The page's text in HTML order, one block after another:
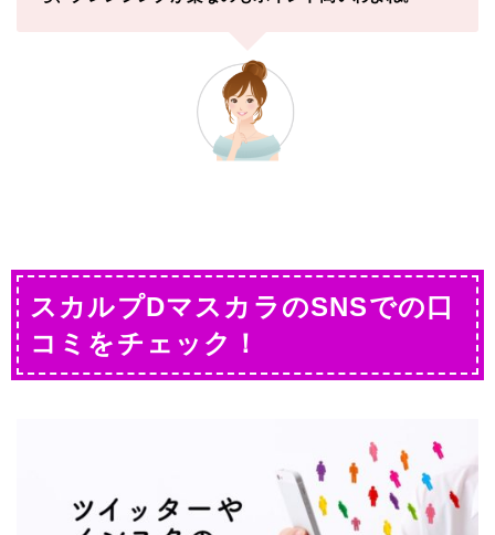
スカルプDマスカラのSNSでの口
コミをチェック！